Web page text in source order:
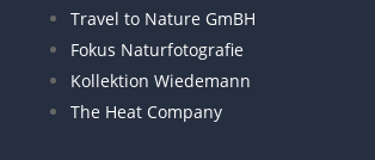
Travel to Nature GmBH
Fokus Naturfotografie
Kollektion Wiedemann
The Heat Company